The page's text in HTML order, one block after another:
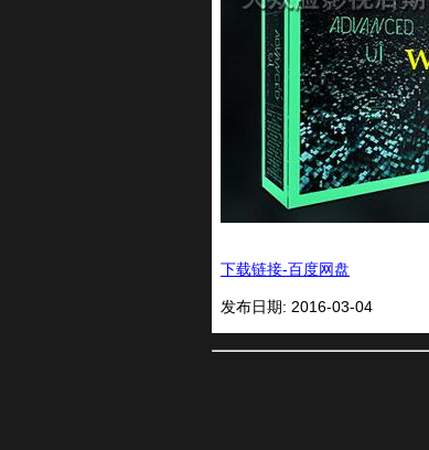
下载链接-百度网盘
发布日期: 2016-03-04